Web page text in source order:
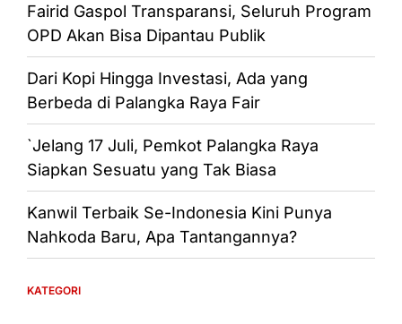
Fairid Gaspol Transparansi, Seluruh Program
OPD Akan Bisa Dipantau Publik
Dari Kopi Hingga Investasi, Ada yang
Berbeda di Palangka Raya Fair
`Jelang 17 Juli, Pemkot Palangka Raya
Siapkan Sesuatu yang Tak Biasa
Kanwil Terbaik Se-Indonesia Kini Punya
Nahkoda Baru, Apa Tantangannya?
KATEGORI